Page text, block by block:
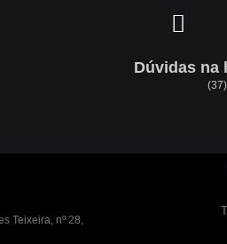
Dúvidas na
Teixeira, nº 28,